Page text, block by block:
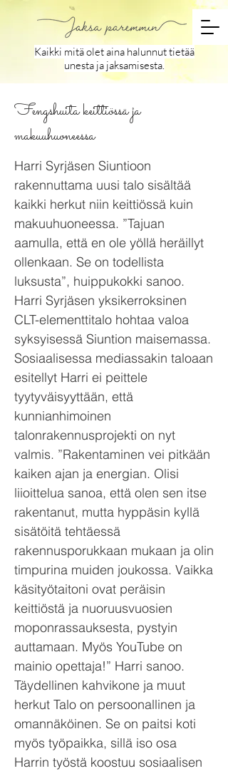
Kaikki mitä olet aina halunnut tietää
unesta ja jaksamisesta.
Fengshuita keittiössä ja
makuuhuoneessa
Harri Syrjäsen Siuntioon
rakennuttama uusi talo sisältää
kaikki herkut niin keittiössä kuin
makuuhuoneessa. ”Tajuan
aamulla, että en ole yöllä heräillyt
ollenkaan. Se on todellista
luksusta”, huippukokki sanoo.
Harri Syrjäsen yksikerroksinen
CLT-elementtitalo hohtaa valoa
syksyisessä Siuntion maisemassa.
Sosiaalisessa mediassakin taloaan
esitellyt Harri ei peittele
tyytyväisyyttään, että
kunnianhimoinen
talonrakennusprojekti on nyt
valmis. ”Rakentaminen vei pitkään
kaiken ajan ja energian. Olisi
liioittelua sanoa, että olen sen itse
rakentanut, mutta hyppäsin kyllä
sisätöitä tehtäessä
rakennusporukkaan mukaan ja olin
timpurina muiden joukossa. Vaikka
käsityötaitoni ovat peräisin
keittiöstä ja nuoruusvuosien
moponrassauksesta, pystyin
auttamaan. Myös YouTube on
mainio opettaja!” Harri sanoo.
Täydellinen kahvikone ja muut
herkut Talo on persoonallinen ja
omannäköinen. Se on paitsi koti
myös työpaikka, sillä iso osa
Harrin työstä koostuu sosiaalisen